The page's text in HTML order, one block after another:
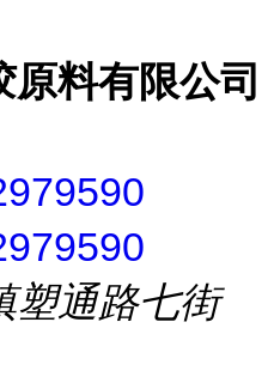
料有限公司
塑通路七街